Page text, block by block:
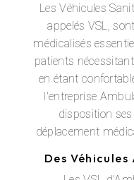
Les Véhicules
appelés VSL,
médicalisés
patients
en étant
l'entreprise
disposition
déplacement
Des